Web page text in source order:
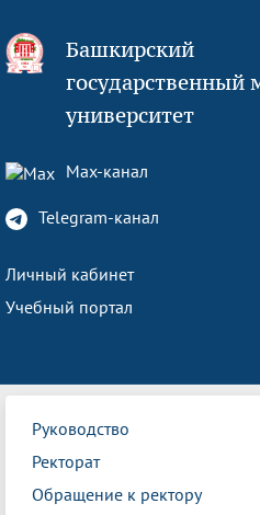
Башкирский
государственный
университет
Max-канал
Telegram-канал
Личный кабинет
Учебный портал
Руководство
Ректорат
Обращение к ректору